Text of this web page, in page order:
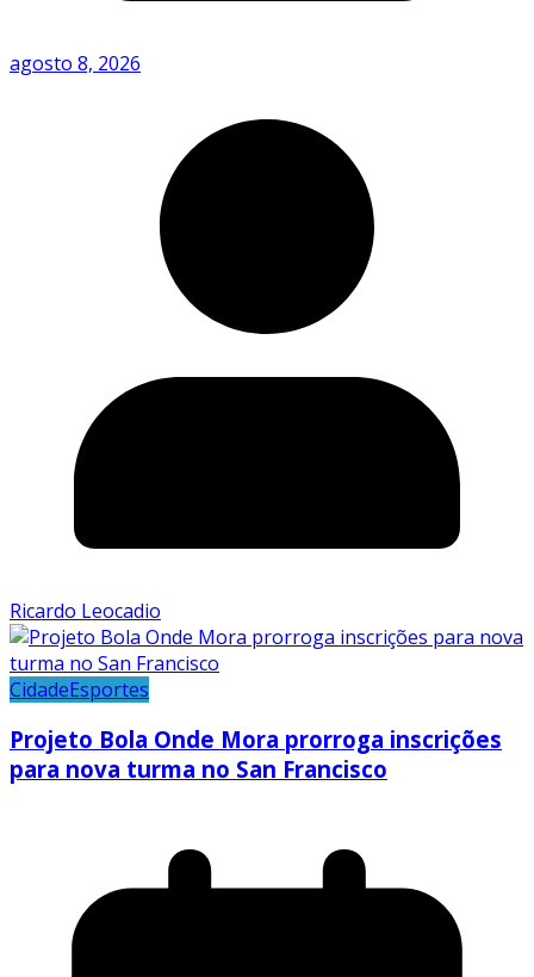
agosto 8, 2026
Ricardo Leocadio
CidadeEsportes
Projeto Bola Onde Mora prorroga inscrições
para nova turma no San Francisco